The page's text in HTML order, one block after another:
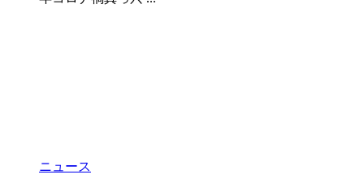
ニュース